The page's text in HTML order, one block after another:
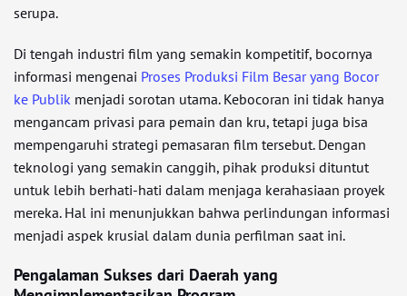
serupa.
Di tengah industri film yang semakin kompetitif, bocornya
informasi mengenai Proses Produksi Film Besar yang Bocor
ke Publik menjadi sorotan utama. Kebocoran ini tidak hanya
mengancam privasi para pemain dan kru, tetapi juga bisa
mempengaruhi strategi pemasaran film tersebut. Dengan
teknologi yang semakin canggih, pihak produksi dituntut
untuk lebih berhati-hati dalam menjaga kerahasiaan proyek
mereka. Hal ini menunjukkan bahwa perlindungan informasi
menjadi aspek krusial dalam dunia perfilman saat ini.
Pengalaman Sukses dari Daerah yang